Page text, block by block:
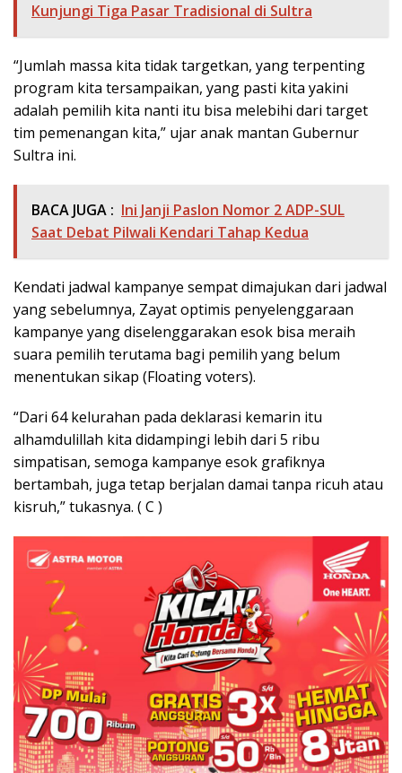
Kunjungi Tiga Pasar Tradisional di Sultra
“Jumlah massa kita tidak targetkan, yang terpenting
program kita tersampaikan, yang pasti kita yakini
adalah pemilih kita nanti itu bisa melebihi dari target
tim pemenangan kita,” ujar anak mantan Gubernur
Sultra ini.
BACA JUGA : Ini Janji Paslon Nomor 2 ADP-SUL
Saat Debat Pilwali Kendari Tahap Kedua
Kendati jadwal kampanye sempat dimajukan dari jadwal
yang sebelumnya, Zayat optimis penyelenggaraan
kampanye yang diselenggarakan esok bisa meraih
suara pemilih terutama bagi pemilih yang belum
menentukan sikap (Floating voters).
“Dari 64 kelurahan pada deklarasi kemarin itu
alhamdulillah kita didampingi lebih dari 5 ribu
simpatisan, semoga kampanye esok grafiknya
bertambah, juga tetap berjalan damai tanpa ricuh atau
kisruh,” tukasnya. ( C )